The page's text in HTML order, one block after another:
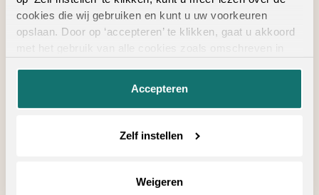
cookies die wij gebruiken en kunt u uw voorkeuren
opslaan. Door op ‘accepteren’ te klikken, gaat u akkoord
Accepteren
Zelf instellen
Weigeren